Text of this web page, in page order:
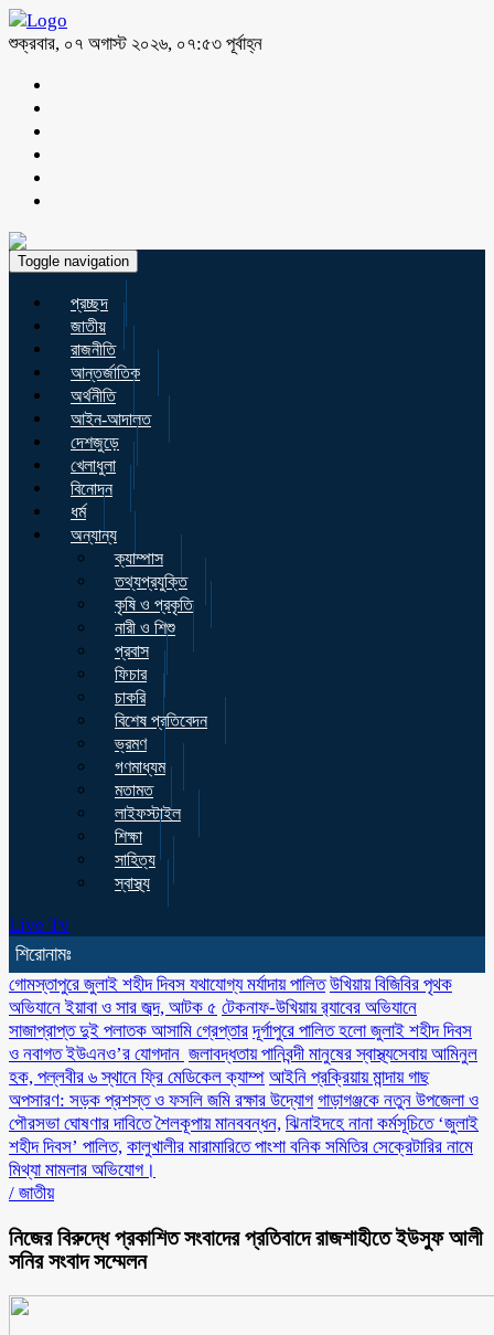
শুক্রবার, ০৭ অগাস্ট ২০২৬, ০৭:৫৩ পূর্বাহ্ন
Toggle navigation
প্রচ্ছদ
জাতীয়
রাজনীতি
আন্তর্জাতিক
অর্থনীতি
আইন-আদালত
দেশজুড়ে
খেলাধুলা
বিনোদন
ধর্ম
অন্যান্য
ক্যাম্পাস
তথ্যপ্রযুক্তি
কৃষি ও প্রকৃতি
নারী ও শিশু
প্রবাস
ফিচার
চাকরি
বিশেষ প্রতিবেদন
ভ্রমণ
গণমাধ্যম
মতামত
লাইফস্টাইল
শিক্ষা
সাহিত্য
স্বাস্থ্য
Live Tv
শিরোনামঃ
গোমস্তাপুরে জুলাই শহীদ দিবস যথাযোগ্য মর্যাদায় পালিত উখিয়ায় বিজিবির পৃথক
অভিযানে ইয়াবা ও সার জব্দ, আটক ৫ টেকনাফ-উখিয়ায় র‌্যাবের অভিযানে
সাজাপ্রাপ্ত দুই পলাতক আসামি গ্রেপ্তার ‎দূর্গাপুরে পালিত হলো জুলাই শহীদ দিবস
ও নবাগত ইউএনও’র যোগদান ‎ জলাবদ্ধতায় পানিবন্দী মানুষের স্বাস্থ্যসেবায় আমিনুল
হক, পল্লবীর ৬ স্থানে ফ্রি মেডিকেল ক্যাম্প আইনি প্রক্রিয়ায় মান্দায় গাছ
অপসারণ: সড়ক প্রশস্ত ও ফসলি জমি রক্ষার উদ্যোগ গাড়াগঞ্জকে নতুন উপজেলা ও
পৌরসভা ঘোষণার দাবিতে শৈলকূপায় মানববন্ধন, ঝিনাইদহে নানা কর্মসূচিতে ‘জুলাই
শহীদ দিবস’ পালিত, কালুখালীর মারামারিতে পাংশা বনিক সমিতির সেক্রেটারির নামে
মিথ্যা মামলার অভিযোগ।
/ জাতীয়
নিজের বিরুদ্ধে প্রকাশিত সংবাদের প্রতিবাদে রাজশাহীতে ইউসুফ আলী
সনির সংবাদ সম্মেলন